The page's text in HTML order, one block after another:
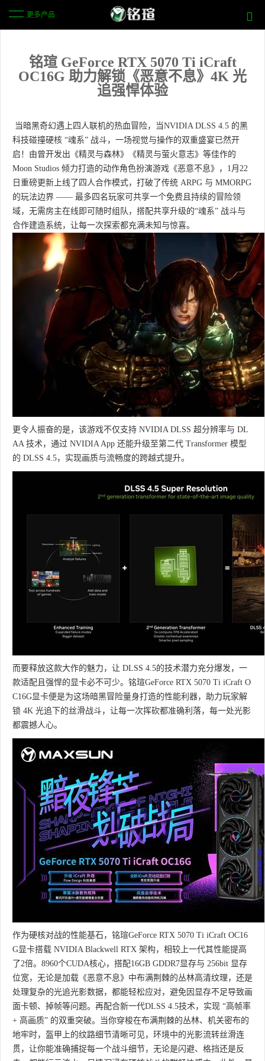
更多产品
铭瑄 GeForce RTX 5070 Ti iCraft
OC16G 助力解锁《恶意不息》4K 光
追强悍体验
当暗黑奇幻遇上四人联机的热血冒险，当NVIDIA DLSS 4.5 的黑
科技碰撞硬核 “魂系” 战斗，一场视觉与操作的双重盛宴已然开
启！由曾开发出《精灵与森林》《精灵与萤火意志》等佳作的
Moon Studios 倾力打造的动作角色扮演游戏《恶意不息》，1月22
日重磅更新上线了四人合作模式，打破了传统 ARPG 与 MMORPG
的玩法边界 —— 最多四名玩家可共享一个免费且持续的冒险领
域，无需房主在线即可随时组队，搭配共享升级的“魂系” 战斗与
合作建造系统，让每一次探索都充满未知与惊喜。
更令人振奋的是，该游戏不仅支持 NVIDIA DLSS 超分辨率与 DL
AA 技术，通过 NVIDIA App 还能升级至第二代 Transformer 模型
的 DLSS 4.5，实现画质与流畅度的跨越式提升。
而要释放这款大作的魅力，让 DLSS 4.5的技术潜力充分爆发，一
款适配且强悍的显卡必不可少。铭瑄GeForce RTX 5070 Ti iCraft O
C16G显卡便是为这场暗黑冒险量身打造的性能利器，助力玩家解
锁 4K 光追下的丝滑战斗，让每一次挥砍都准确利落，每一处光影
都震撼人心。
作为硬核对战的性能基石，铭瑄GeForce RTX 5070 Ti iCraft OC16
G显卡搭载 NVIDIA Blackwell RTX 架构，相较上一代其性能提高
了2倍。8960个CUDA核心，搭配16GB GDDR7显存与 256bit 显存
位宽，无论是加载《恶意不息》中布满荆棘的丛林高清纹理，还是
处理复杂的光追光影数据，都能轻松应对，避免因显存不足导致画
面卡顿、掉帧等问题。再配合新一代DLSS 4.5技术，实现 “高帧率
+ 高画质” 的双重突破。当你穿梭在布满荆棘的丛林、机关密布的
地牢时，盔甲上的纹路细节清晰可见，环境中的光影流转丝滑连
贯，让你能准确捕捉每一个战斗细节，无论是闪避、格挡还是反